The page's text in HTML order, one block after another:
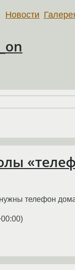
Новости
телефон
)